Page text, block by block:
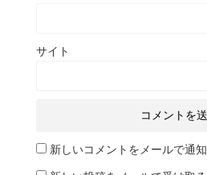
サイト
新しいコメントをメールで通知